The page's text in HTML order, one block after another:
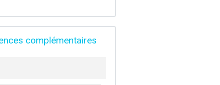
complémentaires